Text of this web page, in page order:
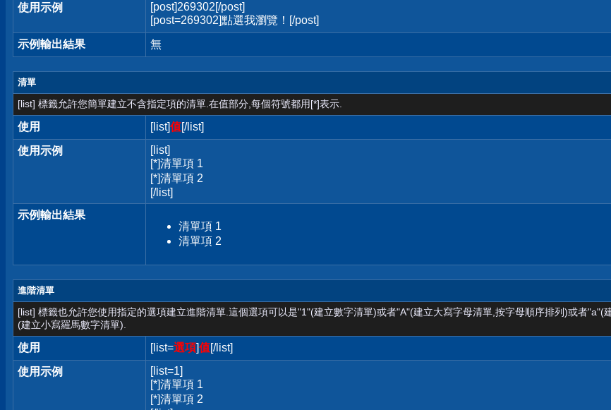
使用示例
[post]269302[/post]
[post=269302]點選我瀏覽！[/post]
示例輸出結果
無
清單
[list] 標籤允許您簡單建立不含指定項的清單.在值部分,每個符號都用[*]表示.
使用 [list]值[/list]
使用示例
[list]
[*]清單項 1
[*]清單項 2
[/list]
示例輸出結果
清單項 1
清單項 2
進階清單
[list] 標籤也允許您使用指定的選項建立進階清單.這個選項可以是"1"(建立數字清單)或者"A"(建立大寫字母清單,按字母順序排列)或者
(建立小寫羅馬數字清單).
使用 [list=選項]值[/list]
使用示例
[list=1]
[*]清單項 1
[*]清單項 2